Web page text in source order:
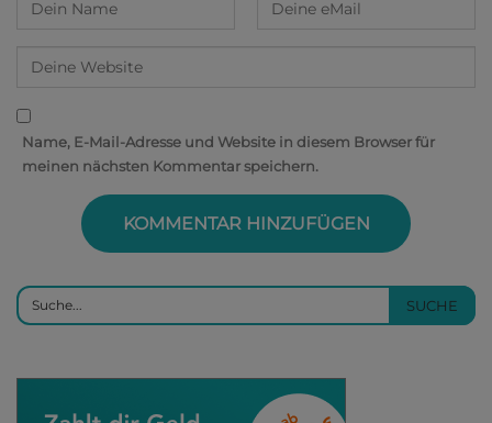
Name, E-Mail-Adresse und Website in diesem Browser für
meinen nächsten Kommentar speichern.